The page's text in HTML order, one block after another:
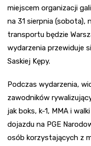
miejscem organizacji
na 31 sierpnia (sobota),
transportu będzie
wydarzenia przewiduje
Saskiej Kępy.
Podczas wydarzenia,
zawodników
jak boks, k-1, MMA i
dojazdu na PGE
osób korzystających z